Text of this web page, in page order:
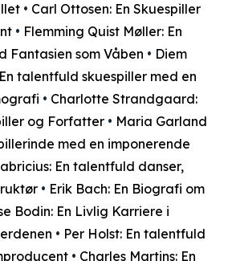
• Carl Ottosen: En Skuespiller
• Flemming Quist Møller: En
Fantasien som Våben • Diem
talentfuld skuespiller med en
• Charlotte Strandgaard:
og Forfatter • Maria Garland
med en imponerende
En talentfuld danser,
• Erik Bach: En Biografi om
Bodin: En Livlig Karriere i
• Per Holst: En talentfuld
• Charles Martins: En